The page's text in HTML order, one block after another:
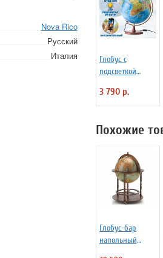
Nova Rico
Русский
Италия
Глобус с
подсветкой
политический на
деревянной
см
3 790 р.
Похожие
Глобус-бар
напольный